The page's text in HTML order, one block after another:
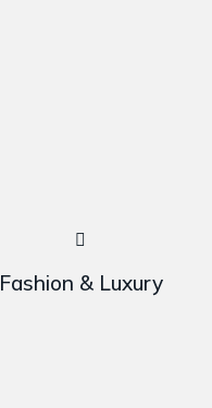
Fashion & Luxury